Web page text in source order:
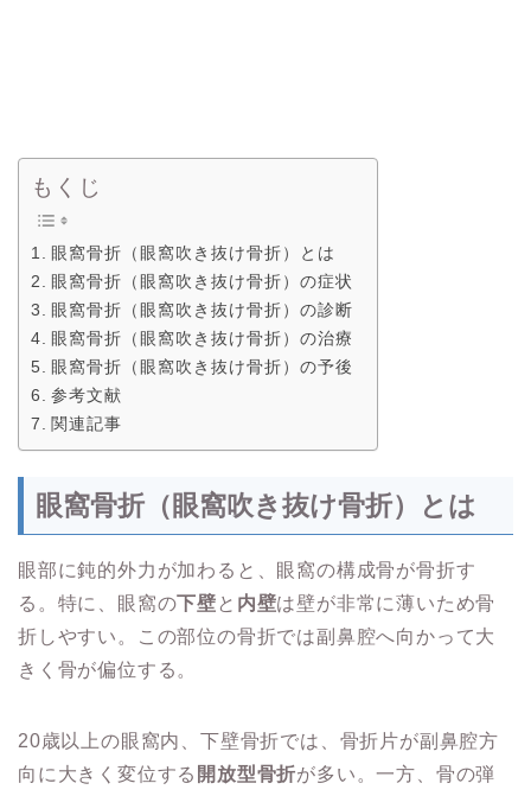
もくじ
眼窩骨折（眼窩吹き抜け骨折）とは
眼窩骨折（眼窩吹き抜け骨折）の症状
眼窩骨折（眼窩吹き抜け骨折）の診断
眼窩骨折（眼窩吹き抜け骨折）の治療
眼窩骨折（眼窩吹き抜け骨折）の予後
参考文献
関連記事
眼窩骨折（眼窩吹き抜け骨折）とは
眼部に鈍的外力が加わると、眼窩の構成骨が骨折す
る。特に、眼窩の下壁 と 内壁は壁が非常に薄いため骨
折しやすい。この部位の骨折では副鼻腔へ向かって大
きく骨が偏位する。
20歳以上の眼窩内、下壁骨折では、骨折片が副鼻腔方
向に大きく変位する 開放型骨折が多い。一方、骨の弾